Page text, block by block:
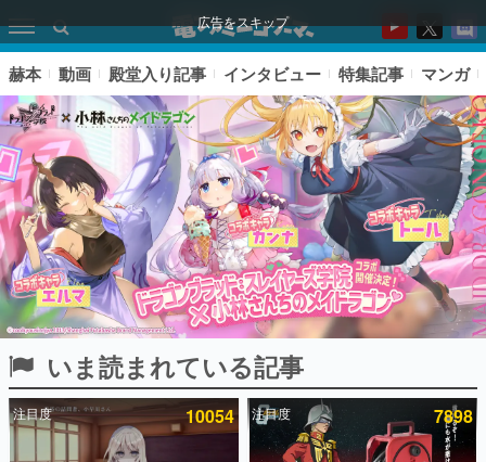
広告をスキップ
ピックアップ
電ファミのいま読まれている記事ランキング
赫本 動画 殿堂入り記事 インタビュー 特集記事 マンガ
いま読まれている記事
注目度 10054 注目度 7898